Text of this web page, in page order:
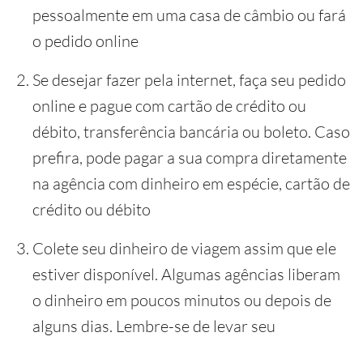
pessoalmente em uma casa de câmbio ou fará
o pedido online
Se desejar fazer pela internet, faça seu pedido
online e pague com cartão de crédito ou
débito, transferência bancária ou boleto. Caso
prefira, pode pagar a sua compra diretamente
na agência com dinheiro em espécie, cartão de
crédito ou débito
Colete seu dinheiro de viagem assim que ele
estiver disponível. Algumas agências liberam
o dinheiro em poucos minutos ou depois de
alguns dias. Lembre-se de levar seu